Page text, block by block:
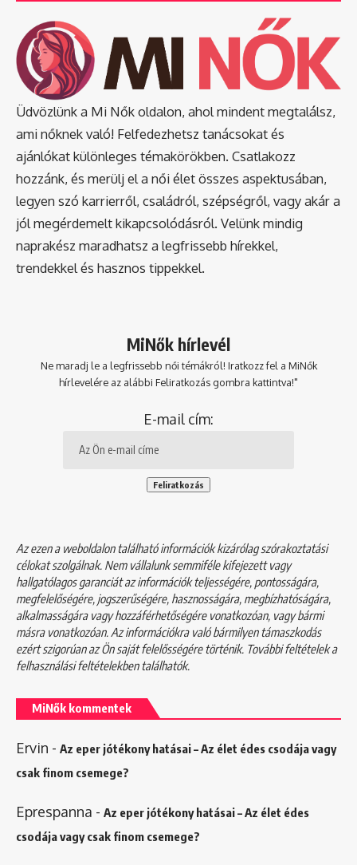
Üdvözlünk a Mi Nők oldalon, ahol mindent megtalálsz,
ami nőknek való! Felfedezhetsz tanácsokat és
ajánlókat különleges témakörökben. Csatlakozz
hozzánk, és merülj el a női élet összes aspektusában,
legyen szó karrierről, családról, szépségről, vagy akár a
jól megérdemelt kikapcsolódásról. Velünk mindig
naprakész maradhatsz a legfrissebb hírekkel,
trendekkel és hasznos tippekkel.
MiNők hírlevél
Ne maradj le a legfrissebb női témákról! Iratkozz fel a MiNők
hírlevelére az alábbi Feliratkozás gombra kattintva!"
E-mail cím:
Az ezen a weboldalon található információk kizárólag szórakoztatási
célokat szolgálnak. Nem vállalunk semmiféle kifejezett vagy
hallgatólagos garanciát az információk teljességére, pontosságára,
megfelelőségére, jogszerűségére, hasznosságára, megbízhatóságára,
alkalmasságára vagy hozzáférhetőségére vonatkozóan, vagy bármi
másra vonatkozóan. Az információkra való bármilyen támaszkodás
ezért szigorúan az Ön saját felelősségére történik. További feltételek a
felhasználási feltételekbentalálhatók.
MiNők kommentek
Ervin - Az eper jótékony hatásai – Az élet édes csodája vagy
csak finom csemege?
Eprespanna - Az eper jótékony hatásai – Az élet édes
csodája vagy csak finom csemege?